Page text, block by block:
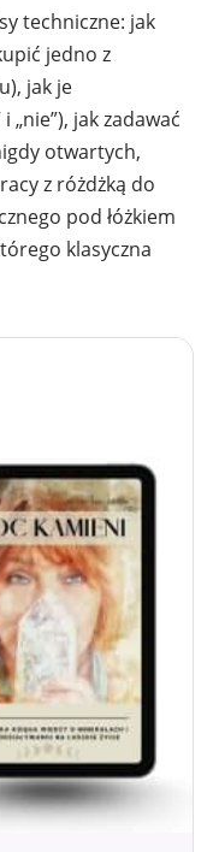
techniczne: jak
jedno z
jak je
„nie”), jak zadawać
otwartych,
z różdżką do
pod łóżkiem
klasyczna